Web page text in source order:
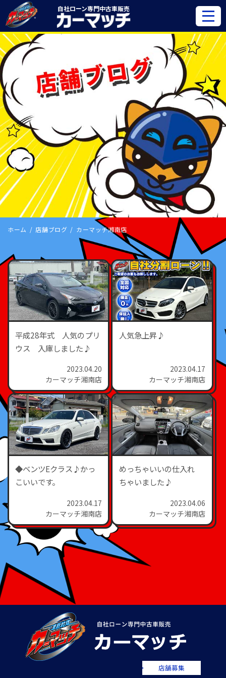
自社ローン専門中古車販売
ホーム 店舗ブログ カーマッチ湘南店
平成28年式 人気のプリ
ウス 入庫しました♪
2023.04.20
カーマッチ湘南店
人気急上昇♪
2023.04.17
カーマッチ湘南店
◆ベンツEクラス♪かっ
こいいです。
2023.04.17
カーマッチ湘南店
めっちゃいいの仕入れ
ちゃいました♪
2023.04.06
カーマッチ湘南店
店舗募集